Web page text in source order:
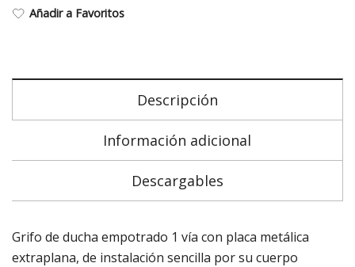
Añadir a Favoritos
Descripción
Información adicional
Descargables
Grifo de ducha empotrado 1 vía con placa metálica
extraplana, de instalación sencilla por su cuerpo